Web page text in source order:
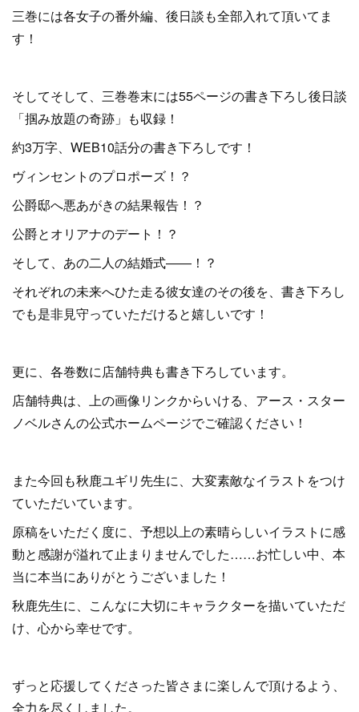
三巻には各女子の番外編、後日談も全部入れて頂いてま
す！
そしてそして、三巻巻末には55ページの書き下ろし後日談
「掴み放題の奇跡」も収録！
約3万字、WEB10話分の書き下ろしです！
ヴィンセントのプロポーズ！？
公爵邸へ悪あがきの結果報告！？
公爵とオリアナのデート！？
そして、あの二人の結婚式――！？
それぞれの未来へひた走る彼女達のその後を、書き下ろし
でも是非見守っていただけると嬉しいです！
更に、各巻数に店舗特典も書き下ろしています。
店舗特典は、上の画像リンクからいける、アース・スター
ノベルさんの公式ホームページでご確認ください！
また今回も秋鹿ユギリ先生に、大変素敵なイラストをつけ
ていただいています。
原稿をいただく度に、予想以上の素晴らしいイラストに感
動と感謝が溢れて止まりませんでした……お忙しい中、本
当に本当にありがとうございました！
秋鹿先生に、こんなに大切にキャラクターを描いていただ
け、心から幸せです。
ずっと応援してくださった皆さまに楽しんで頂けるよう、
全力を尽くしました。